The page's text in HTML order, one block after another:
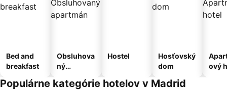
Bed and
breakfast
Obsluhova
ný
Hostel
Hosťovský
dom
ový
Populárne kategórie hotelov v Madrid